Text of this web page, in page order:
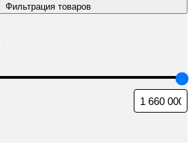
Фильтрация товаров